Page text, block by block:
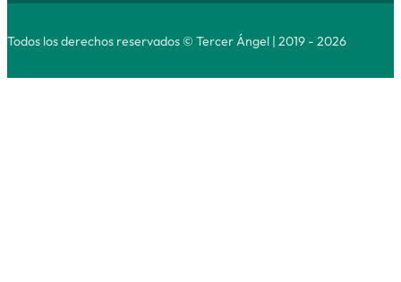
Todos los derechos reservados © Tercer Ángel | 2019 - 2026